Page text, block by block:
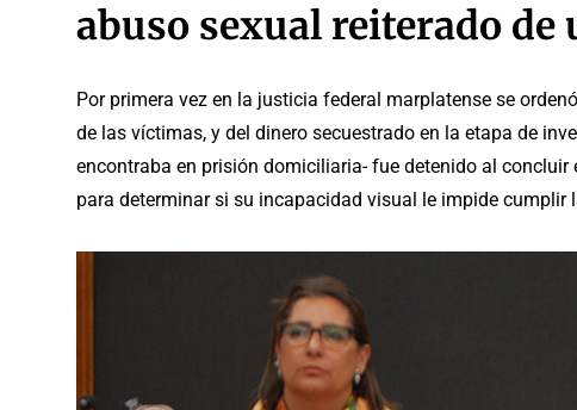
abuso sexual reiterado de
Por primera vez en la justicia federal marplatense se
de las víctimas, y del dinero secuestrado en la etapa de
encontraba en prisión domiciliaria- fue detenido al
para determinar si su incapacidad visual le impide cumplir